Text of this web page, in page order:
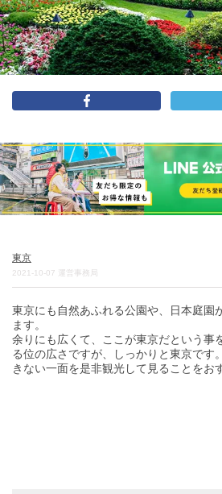
日本語
USD
DEEPLOGとは
プライバシーポリシー
お問い合わせ
東京
2021-10-07 運営事務局
東京にも自然あふれる公園や、日本庭園
ます。
余りにも広くて、ここが東京だという事
る位の広さですが、しっかりと東京です
きない一面を是非観光して見ることをお